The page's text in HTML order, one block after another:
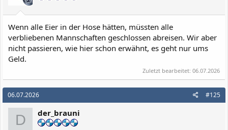
Wenn alle Eier in der Hose hätten, müssten alle
verbliebenen Mannschaften geschlossen abreisen. Wir aber
nicht passieren, wie hier schon erwähnt, es geht nur ums
Geld.
Zuletzt bearbeitet: 06.07.2026
06.07.2026 #125
D der_brauni